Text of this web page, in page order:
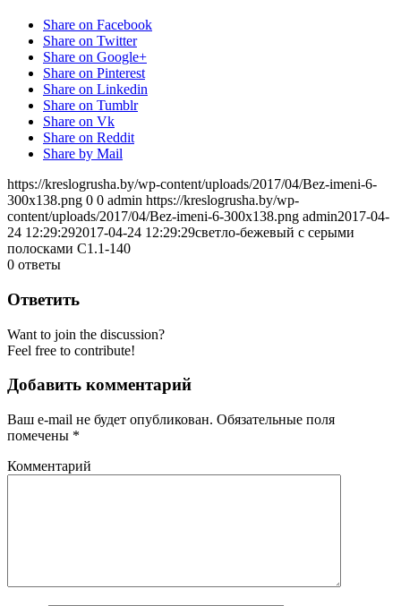
Share on Facebook
Share on Twitter
Share on Google+
Share on Pinterest
Share on Linkedin
Share on Tumblr
Share on Vk
Share on Reddit
Share by Mail
https://kreslogrusha.by/wp-content/uploads/2017/04/Bez-imeni-6-
300x138.png 0 0 admin https://kreslogrusha.by/wp-
content/uploads/2017/04/Bez-imeni-6-300x138.png admin2017-04-
24 12:29:292017-04-24 12:29:29светло-бежевый с серыми
полосками С1.1-140
0 ответы
Ответить
Want to join the discussion?
Feel free to contribute!
Добавить комментарий
Ваш e-mail не будет опубликован. Обязательные поля
помечены *
Комментарий